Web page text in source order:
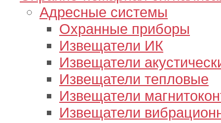
Адресные системы
Охранные приборы
Извещатели ИК
Извещатели
Извещатели тепловые
Извещатели
Извещатели